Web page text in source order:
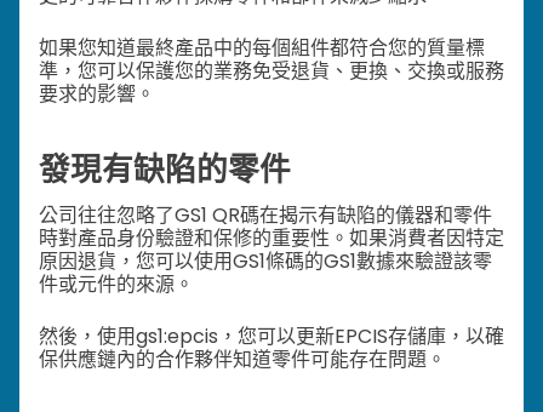
如果您知道最終產品中的每個組件都符合您的質量標
準，您可以保護您的業務免受退貨、更換、交換或服務
要求的影響。
發現有缺陷的零件
公司往往忽略了GS1 QR碼在揭示有缺陷的儀器和零件
時對產品身份驗證和保修的重要性。如果消費者因特定
原因退貨，您可以使用GS1條碼的GS1數據來驗證該零
件或元件的來源。
然後，使用gs1:epcis，您可以更新EPCIS存儲庫，以確
保供應鏈內的合作夥伴知道零件可能存在問題。